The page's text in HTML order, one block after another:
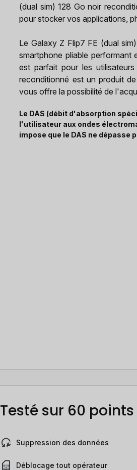
(dual sim) 128 Go noir
pour stocker vos applications,
Le Galaxy Z Flip7 FE (dual
smartphone pliable
est parfait pour les
reconditionné est un produit
vous offre la possibilité de
Le DAS (débit d'absorption
l'utilisateur aux ondes
impose que le DAS ne dépasse
Testé sur 60
Suppression des données
Déblocage tout opérateur